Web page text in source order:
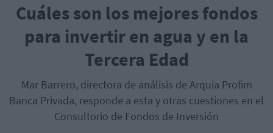
Cuáles son los mejores fondos
para invertir en agua y en la
Tercera Edad
Mar Barrero, directora de análisis de Arquia Profim
Banca Privada, responde a esta y otras cuestiones en el
Consultorio de Fondos de Inversión